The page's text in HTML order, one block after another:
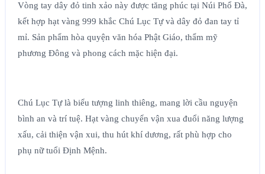
Vòng tay dây đỏ tinh xảo này được tăng phúc tại Núi Phổ Đà,
kết hợp hạt vàng 999 khắc Chú Lục Tự và dây đỏ đan tay tỉ
mỉ. Sản phẩm hòa quyện văn hóa Phật Giáo, thẩm mỹ
phương Đông và phong cách mặc hiện đại.
Chú Lục Tự là biểu tượng linh thiêng, mang lời cầu nguyện
bình an và trí tuệ. Hạt vàng chuyển vận xua đuổi năng lượng
xấu, cải thiện vận xui, thu hút khí dương, rất phù hợp cho
phụ nữ tuổi Định Mệnh.